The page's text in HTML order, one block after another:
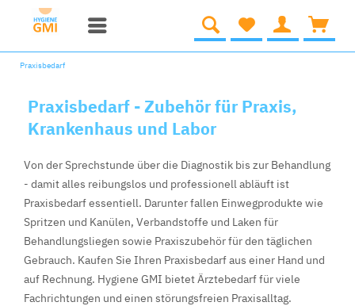
Praxisbedarf
Praxisbedarf - Zubehör für Praxis,
Krankenhaus und Labor
Von der Sprechstunde über die Diagnostik bis zur Behandlung
- damit alles reibungslos und professionell abläuft ist
Praxisbedarf essentiell. Darunter fallen Einwegprodukte wie
Spritzen und Kanülen, Verbandstoffe und Laken für
Behandlungsliegen sowie Praxiszubehör für den täglichen
Gebrauch. Kaufen Sie Ihren Praxisbedarf aus einer Hand und
auf Rechnung. Hygiene GMI bietet Ärztebedarf für viele
Fachrichtungen und einen störungsfreien Praxisalltag.